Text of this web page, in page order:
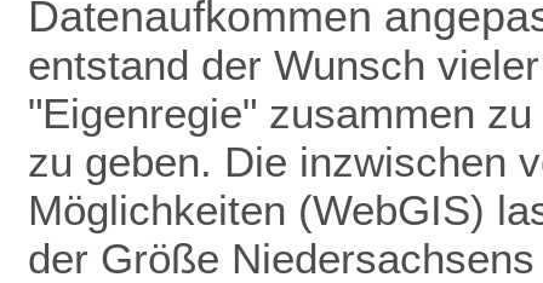
Datenaufkommen
entstand der Wunsch
"Eigenregie" zusammen
zu geben. Die inzwischen
Möglichkeiten (WebGIS)
der Größe